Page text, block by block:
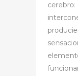
cerebro: